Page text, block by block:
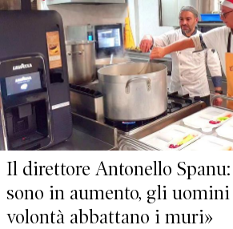
Il direttore Antonello
sono in aumento, gli
volontà abbattano i muri»